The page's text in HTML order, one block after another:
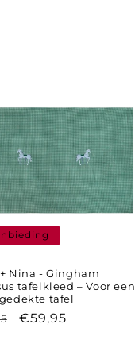
Nina - Gingham
tafelkleed – Voor een
tafel
Aanbiedingsprijs
€59,95